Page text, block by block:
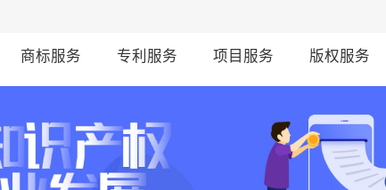
商标服务 专利服务 项目服务 版权服务